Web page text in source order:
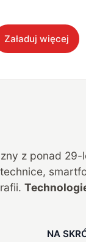
Załaduj więcej
z ponad 29-
NA